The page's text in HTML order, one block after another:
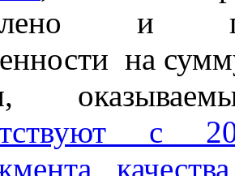
и
на
с
качества